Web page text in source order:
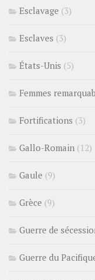
Esclavage (3)
Esclaves (3)
États-Unis (5)
Femmes
Fortifications (3)
Gallo-Romain (12)
Gaule (9)
Grèce (9)
Guerre de
Guerre du